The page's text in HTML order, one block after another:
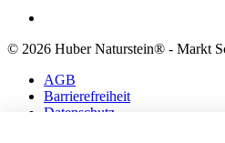
© 2026 Huber Naturstein® - Markt
AGB
Barrierefreiheit
Datenschutz